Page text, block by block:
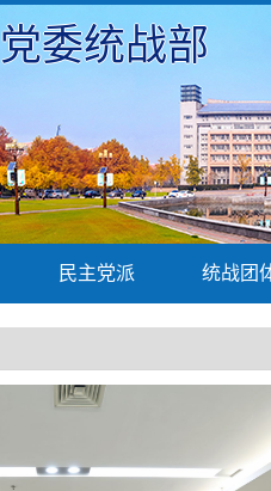
党委统战部
民主党派 统战团